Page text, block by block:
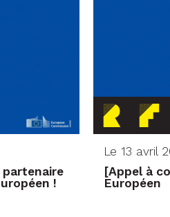
!
Le 13 avril
[Appel à
Européen